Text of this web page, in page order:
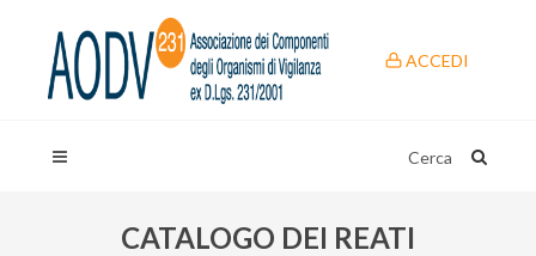
ACCEDI
Cerca
CATALOGO DEI REATI